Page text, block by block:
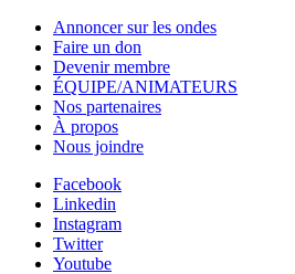
Annoncer sur les ondes
Faire un don
Devenir membre
ÉQUIPE/ANIMATEURS
Nos partenaires
À propos
Nous joindre
Facebook
Linkedin
Instagram
Twitter
Youtube